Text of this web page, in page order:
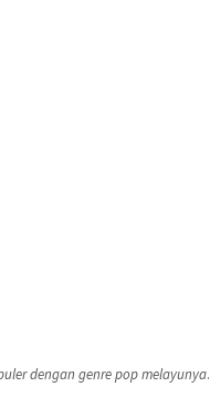
dengan genre pop melayunya.